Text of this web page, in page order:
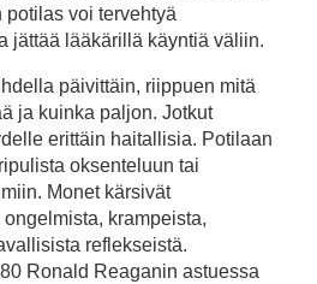
voi tervehtyä
jättää lääkärillä käyntiä väliin.
päivittäin, riippuen mitä
ja kuinka paljon. Jotkut
erittäin haitallisia. Potilaan
oksenteluun tai
Monet kärsivät
krampeista,
reflekseistä.
Ronald Reaganin astuessa